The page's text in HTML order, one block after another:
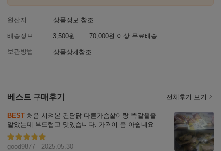
링크
원산지
상품정보 참조
배송정보 3,500원 70,000원 이상 무료배송
보관방법 상품상세참조
베스트 구매후기
별점5
good9877 2025.05.30
BEST 처음 시켜본 건담닭 다른가슴살이랑 똑같을줄
알았는데 부드럽고 맛있습니다. 가격이 좀 아쉽네요
리뷰
자세히
보기
전체후기 보기